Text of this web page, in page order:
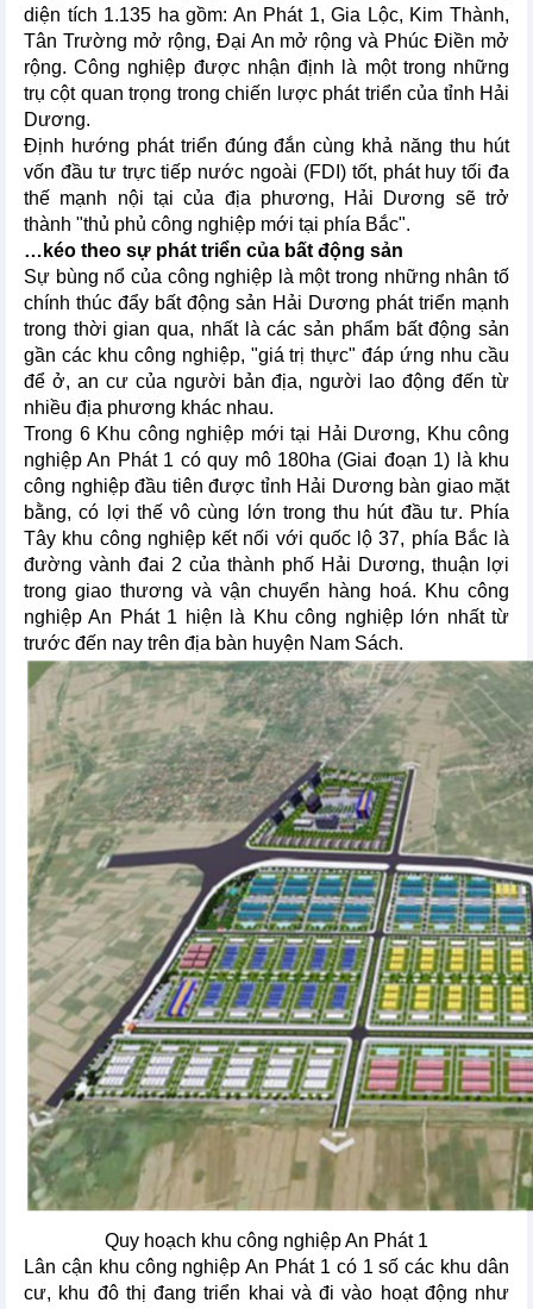
diện tích 1.135 ha gồm: An Phát 1, Gia Lộc, Kim Thành,
Tân Trường mở rộng, Đại An mở rộng và Phúc Điền mở
rộng. Công nghiệp được nhận định là một trong những
trụ cột quan trọng trong chiến lược phát triển của tỉnh Hải
Dương.
Định hướng phát triển đúng đắn cùng khả năng thu hút
vốn đầu tư trực tiếp nước ngoài (FDI) tốt, phát huy tối đa
thế mạnh nội tại của địa phương, Hải Dương sẽ trở
thành "thủ phủ công nghiệp mới tại phía Bắc".
…kéo theo sự phát triển của bất động sản
Sự bùng nổ của công nghiệp là một trong những nhân tố
chính thúc đẩy bất động sản Hải Dương phát triển mạnh
trong thời gian qua, nhất là các sản phẩm bất động sản
gần các khu công nghiệp, "giá trị thực" đáp ứng nhu cầu
để ở, an cư của người bản địa, người lao động đến từ
nhiều địa phương khác nhau.
Trong 6 Khu công nghiệp mới tại Hải Dương, Khu công
nghiệp An Phát 1 có quy mô 180ha (Giai đoạn 1) là khu
công nghiệp đầu tiên được tỉnh Hải Dương bàn giao mặt
bằng, có lợi thế vô cùng lớn trong thu hút đầu tư. Phía
Tây khu công nghiệp kết nối với quốc lộ 37, phía Bắc là
đường vành đai 2 của thành phố Hải Dương, thuận lợi
trong giao thương và vận chuyển hàng hoá. Khu công
nghiệp An Phát 1 hiện là Khu công nghiệp lớn nhất từ
trước đến nay trên địa bàn huyện Nam Sách.
Quy hoạch khu công nghiệp An Phát 1
Lân cận khu công nghiệp An Phát 1 có 1 số các khu dân
cư, khu đô thị đang triển khai và đi vào hoạt động như